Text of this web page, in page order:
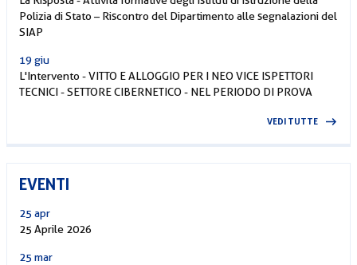
Polizia di Stato – Riscontro del Dipartimento alle segnalazioni del
SIAP
19 giu
L'Intervento - VITTO E ALLOGGIO PER I NEO VICE ISPETTORI
TECNICI - SETTORE CIBERNETICO - NEL PERIODO DI PROVA
VEDI TUTTE
EVENTI
25 apr
25 Aprile 2026
25 mar